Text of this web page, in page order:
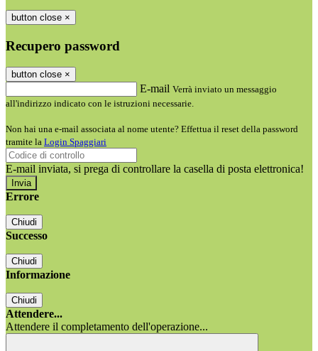
button close ×
Recupero password
button close ×
E-mail Verrà inviato un messaggio
all'indirizzo indicato con le istruzioni necessarie.
Non hai una e-mail associata al nome utente? Effettua il reset della password
tramite la Login Spaggiari
E-mail inviata, si prega di controllare la casella di posta elettronica!
Errore
Chiudi
Successo
Chiudi
Informazione
Chiudi
Attendere...
Attendere il completamento dell'operazione...